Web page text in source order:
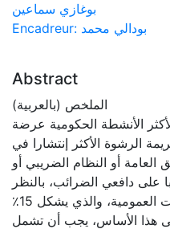
بوغازي سماعين
Encadreur: بودالي محمد
Abstract
الملخص (بالعربية)
الأنشطة الحكومية عرضة
الرشوة الأكثر إنتشارا في
العامة أو النظام الضريبي أو
دافعي الضرائب، بالنظر
للدور الاقتصادي الأساسي للصفقات العمومية، والذي يشكل 15٪
هذا الأساس، يجب أن تشمل